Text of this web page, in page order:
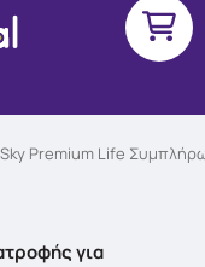
Sky Premium Life
για